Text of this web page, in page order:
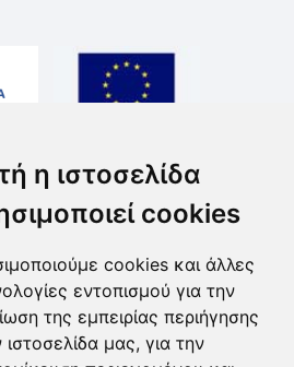
η ιστοσελίδα
cookies
cookies και άλλες
εντοπισμού για την
της εμπειρίας περιήγησης
ιστοσελίδα μας, για την